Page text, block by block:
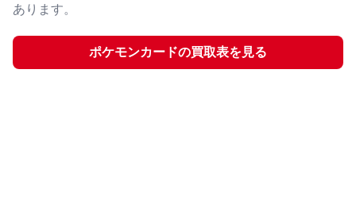
あります。
ポケモンカードの買取表を見る